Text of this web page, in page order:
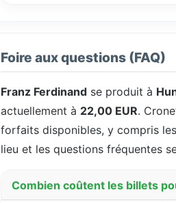
Foire aux questions (FAQ)
Franz Ferdinand se produit à
actuellement à 22,00 EUR.
forfaits disponibles, y compris
lieu et les questions fréquentes
Combien coûtent les billets